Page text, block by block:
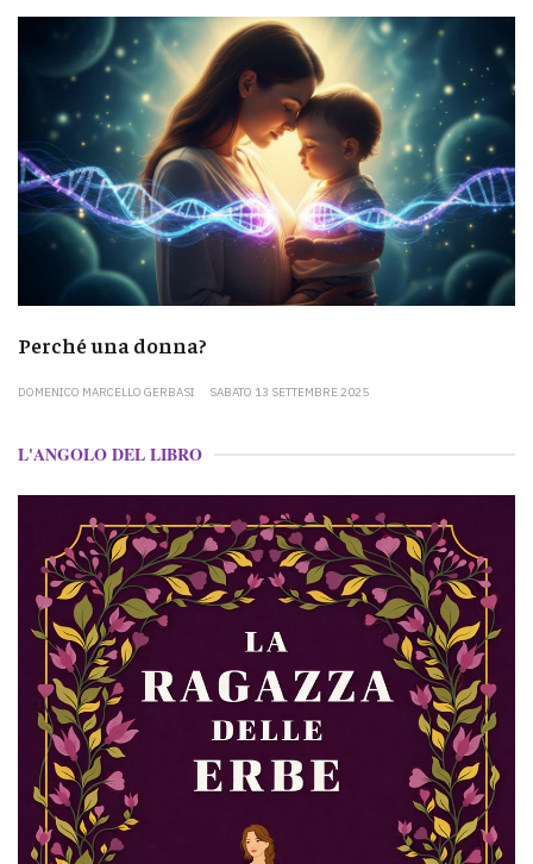
Perché una donna?
DOMENICO MARCELLO GERBASI SABATO 13 SETTEMBRE 2025
L'ANGOLO DEL LIBRO